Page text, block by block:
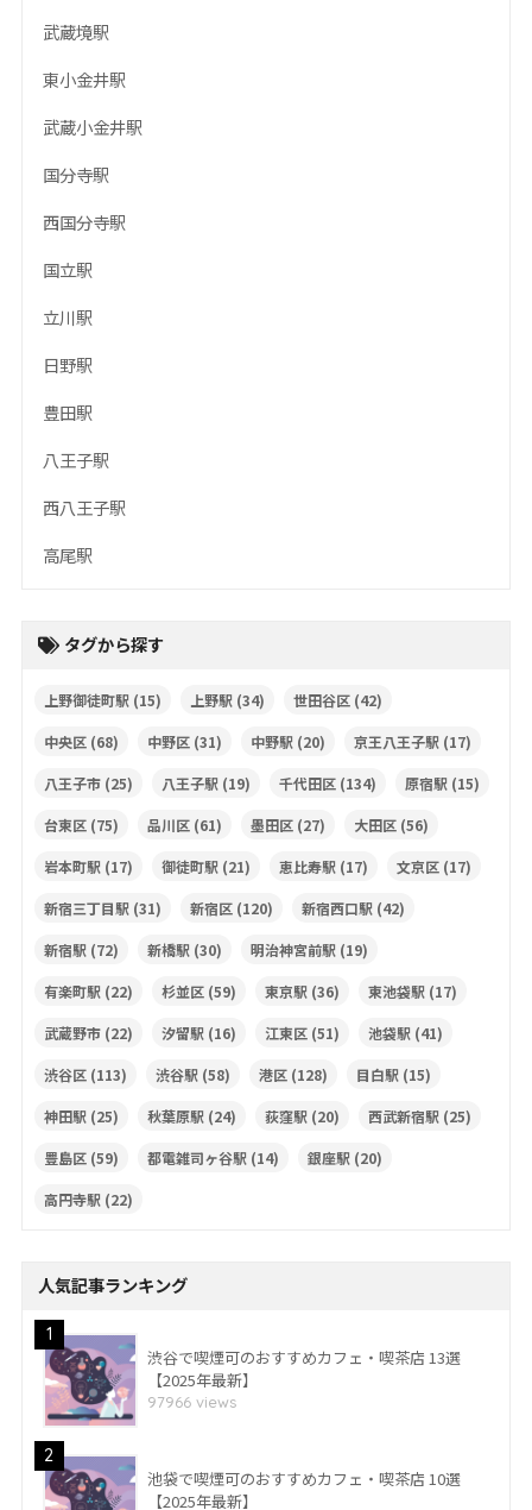
武蔵境駅
東小金井駅
武蔵小金井駅
国分寺駅
西国分寺駅
国立駅
立川駅
日野駅
豊田駅
八王子駅
西八王子駅
高尾駅
タグから探す
上野御徒町駅 (15) 上野駅 (34) 世田谷区(42)
中央区(68) 中野区(31) 中野駅 (20) 京王八王子駅 (17)
八王子市(25) 八王子駅 (19) 千代田区(134) 原宿駅 (15)
台東区(75) 品川区(61) 墨田区(27) 大田区(56)
岩本町駅 (17) 御徒町駅 (21) 恵比寿駅 (17) 文京区(17)
新宿三丁目駅 (31) 新宿区(120) 新宿西口駅 (42)
新宿駅 (72) 新橋駅 (30) 明治神宮前駅 (19)
有楽町駅 (22) 杉並区(59) 東京駅 (36) 東池袋駅 (17)
武蔵野市(22) 汐留駅 (16) 江東区(51) 池袋駅 (41)
渋谷区(113) 渋谷駅 (58) 港区(128) 目白駅 (15)
神田駅 (25) 秋葉原駅 (24) 荻窪駅 (20) 西武新宿駅 (25)
豊島区(59) 都電雑司ヶ谷駅 (14) 銀座駅 (20)
高円寺駅 (22)
人気記事ランキング
1
渋谷で喫煙可のおすすめカフェ・喫茶店 13選
【2025年最新】
97966 views
2
池袋で喫煙可のおすすめカフェ・喫茶店 10選
【2025年最新】